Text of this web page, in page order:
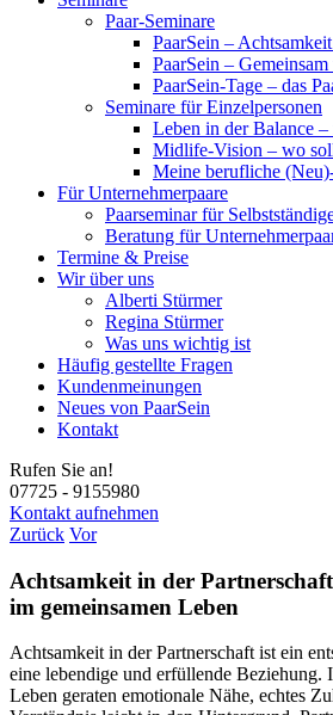
Paar-Seminare
PaarSein –
PaarSein –
PaarSein-Tage – das
Seminare für Einzelpersonen
Leben in der Balance
Midlife-Vision – wo
Meine berufliche
Für Unternehmerpaare
Paarseminar für
Beratung für
Termine & Preise
Wir über uns
Alberti Stürmer
Regina Stürmer
Was uns wichtig ist
Häufig gestellte Fragen
Kundenmeinungen
Neues von PaarSein
Kontakt
Rufen Sie an!
07725 - 9155980
Kontakt aufnehmen
Zurück Vor
Achtsamkeit in der
im gemeinsamen Leben
Achtsamkeit in der Partnerschaft ist ein
eine lebendige und erfüllende Beziehung.
Leben geraten emotionale Nähe, echtes